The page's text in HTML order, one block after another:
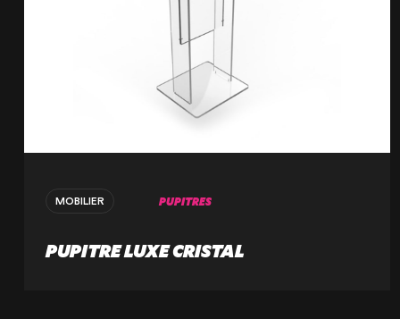
MOBILIER PUPITRES
PUPITRE LUXE CRISTAL